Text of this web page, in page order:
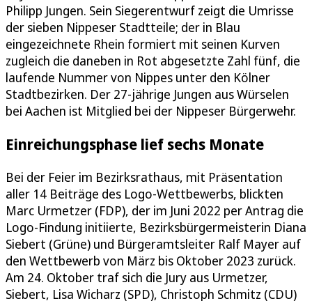
Philipp Jungen. Sein Siegerentwurf zeigt die Umrisse
der sieben Nippeser Stadtteile; der in Blau
eingezeichnete Rhein formiert mit seinen Kurven
zugleich die daneben in Rot abgesetzte Zahl fünf, die
laufende Nummer von Nippes unter den Kölner
Stadtbezirken. Der 27-jährige Jungen aus Würselen
bei Aachen ist Mitglied bei der Nippeser Bürgerwehr.
Einreichungsphase lief sechs Monate
Bei der Feier im Bezirksrathaus, mit Präsentation
aller 14 Beiträge des Logo-Wettbewerbs, blickten
Marc Urmetzer (FDP), der im Juni 2022 per Antrag die
Logo-Findung initiierte, Bezirksbürgermeisterin Diana
Siebert (Grüne) und Bürgeramtsleiter Ralf Mayer auf
den Wettbewerb von März bis Oktober 2023 zurück.
Am 24. Oktober traf sich die Jury aus Urmetzer,
Siebert, Lisa Wicharz (SPD), Christoph Schmitz (CDU)